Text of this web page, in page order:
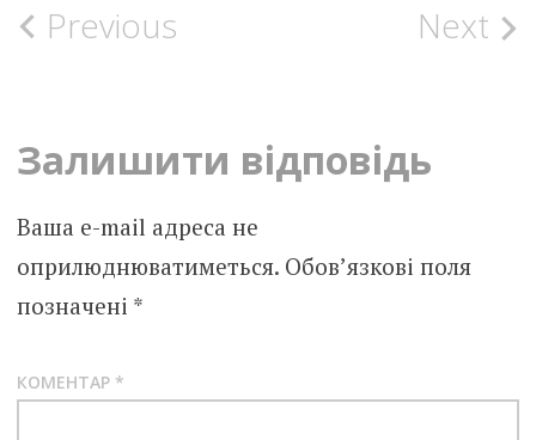
Post
Previous Next
Залишити відповідь
Ваша e-mail адреса не
оприлюднюватиметься. Обов’язкові поля
позначені *
КОМЕНТАР *